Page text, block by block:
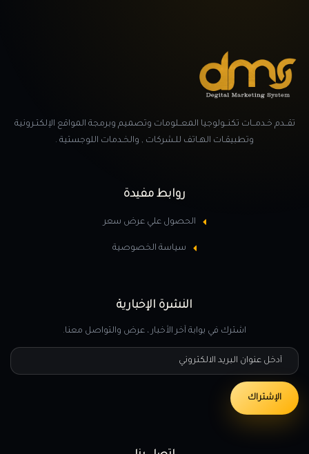
تقــدم خـدمــات تكنــولوجيا المعــلومات وتصميم وبرمجة المواقع الإلكتـرونية
وتطبيقـات الهـاتف للـشركات , والخـدمات اللوجستية .
روابط مفيدة
الحصول علي عرض سعر
سياسة الخصوصية
النشرة الإخبارية
اشترك في بوابة آخر الأخبار ، عرض والتواصل معنا.
أدخل عنوان البريد الالكتروني
الإشتراك